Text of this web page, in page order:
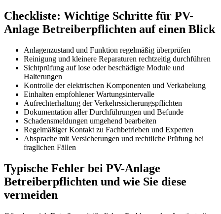
Checkliste: Wichtige Schritte für PV-
Anlage Betreiberpflichten auf einen Blick
Anlagenzustand und Funktion regelmäßig überprüfen
Reinigung und kleinere Reparaturen rechtzeitig durchführen
Sichtprüfung auf lose oder beschädigte Module und
Halterungen
Kontrolle der elektrischen Komponenten und Verkabelung
Einhalten empfohlener Wartungsintervalle
Aufrechterhaltung der Verkehrssicherungspflichten
Dokumentation aller Durchführungen und Befunde
Schadensmeldungen umgehend bearbeiten
Regelmäßiger Kontakt zu Fachbetrieben und Experten
Absprache mit Versicherungen und rechtliche Prüfung bei
fraglichen Fällen
Typische Fehler bei PV-Anlage
Betreiberpflichten und wie Sie diese
vermeiden